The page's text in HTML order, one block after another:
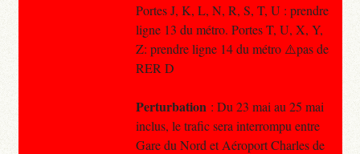
Portes J, K, L, N, R, S, T, U : prendre
ligne 13 du métro. Portes T, U, X, Y,
Z: prendre ligne 14 du métro ⚠️pas de
RER D
Perturbation : Du 23 mai au 25 mai
inclus, le trafic sera interrompu entre
Gare du Nord et Aéroport Charles de